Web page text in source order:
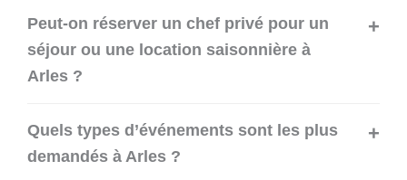
Peut-on réserver un chef privé pour un
séjour ou une location saisonnière à
Arles ?
Quels types d’événements sont les plus
demandés à Arles ?